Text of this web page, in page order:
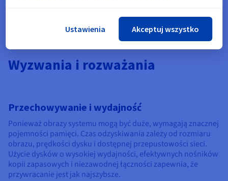
Wyzwania i rozważania
Przechowywanie i wydajność
Ponieważ obrazy systemu mogą być duże, wymagają znacznej
pojemności pamięci. Czas odzyskiwania zależy od rozmiaru
obrazu, prędkości dysku i dostępnej przepustowości sieci.
Użycie dysków o wysokiej wydajności, efektywnych nośników
kopii zapasowych i niezawodnej łączności zapewnia, że
przywracanie jest jak najszybsze.
Ustawienia Akceptuj wszystko